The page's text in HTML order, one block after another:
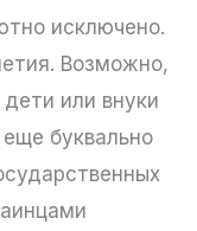
исключено.
Возможно,
или внуки
буквально